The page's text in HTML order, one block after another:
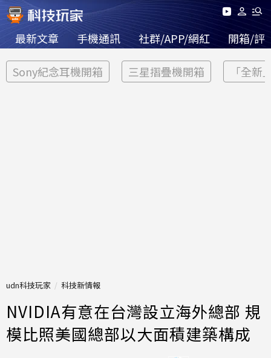
最新文章 手機通訊 社群/APP/網紅 開箱/評
Sony紀念耳機開箱 三星摺疊機開箱 「全新
udn科技玩家 科技新情報
NVIDIA有意在台灣設立海外總部 規
模比照美國總部以大面積建築構成